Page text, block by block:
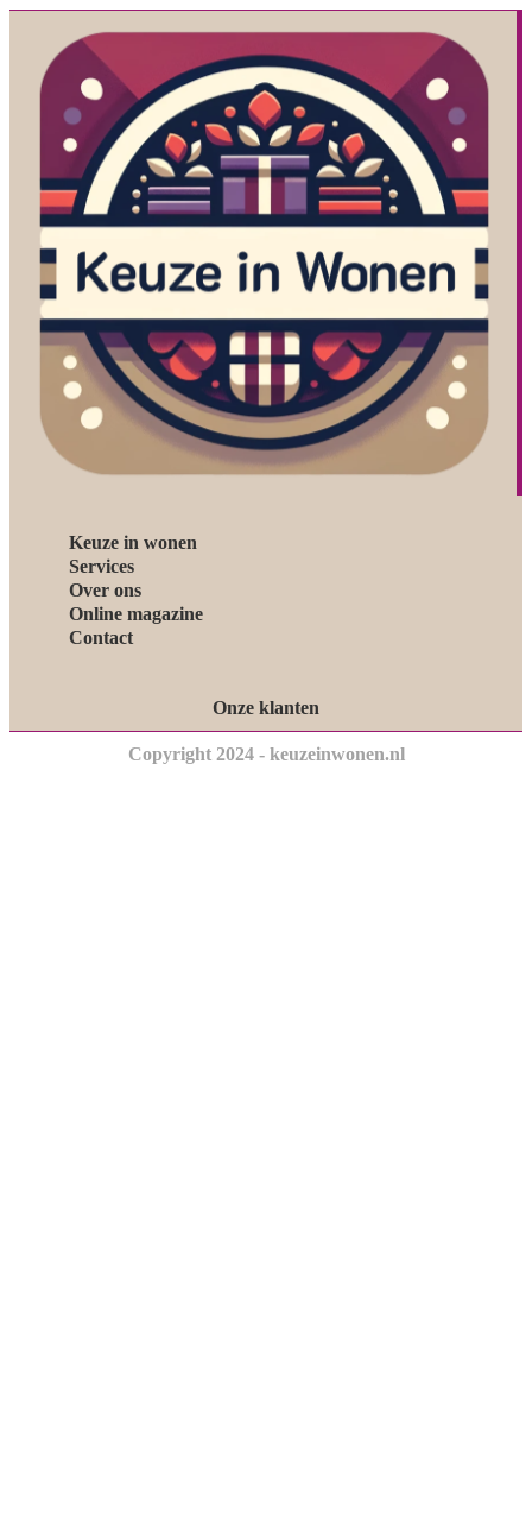
Keuze in wonen
Services
Over ons
Online magazine
Contact
Onze klanten
Copyright 2024 - keuzeinwonen.nl